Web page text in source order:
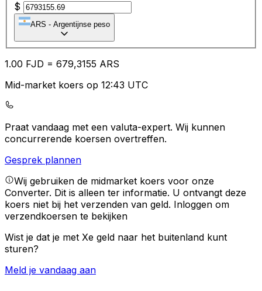
$
ARS - Argentijnse peso
1.00 FJD = 679,3155 ARS
Mid-market koers op 12:43 UTC
Praat vandaag met een valuta-expert. Wij kunnen
concurrerende koersen overtreffen.
Gesprek plannen
Wij gebruiken de midmarket koers voor onze
Converter. Dit is alleen ter informatie. U ontvangt deze
koers niet bij het verzenden van geld. Inloggen om
verzendkoersen te bekijken
Wist je dat je met Xe geld naar het buitenland kunt
sturen?
Meld je vandaag aan